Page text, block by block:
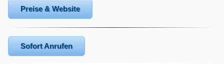
Preise & Website
Sofort Anrufen